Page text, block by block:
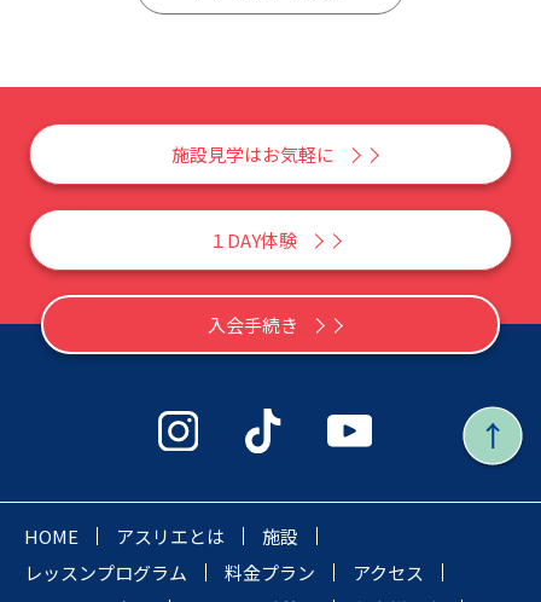
施設見学はお気軽に
１DAY体験
入会手続き
HOME アスリエとは
施設
レッスンプログラム
料金プラン
アクセス